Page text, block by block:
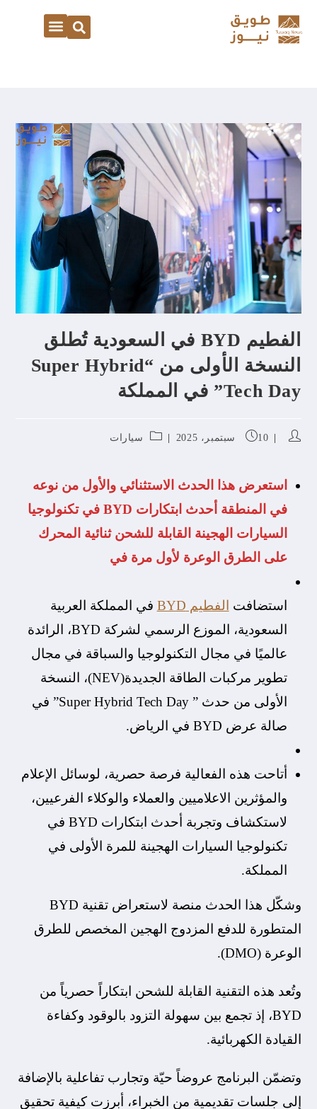
الفطيم BYD في السعودية تُطلق
النسخة الأولى من “Super Hybrid
Tech Day” في المملكة
10 سبتمبر، 2025 سيارات
استعرض هذا الحدث الاستثنائي والأول من نوعه
في المنطقة أحدث ابتكارات BYD في تكنولوجيا
السيارات الهجينة القابلة للشحن ثنائية المحرك
على الطرق الوعرة لأول مرة في
استضافت الفطيم BYD
في المملكة العربية
السعودية، الموزع الرسمي لشركة BYD، الرائدة
عالميًا في مجال التكنولوجيا والسباقة في مجال
تطوير مركبات الطاقة الجديدة(NEV)، النسخة
الأولى من حدث ” Super Hybrid Tech Day” في
صالة عرض BYD في الرياض.
أتاحت هذه الفعالية فرصة حصرية، لوسائل الإعلام
والمؤثرين الاعلاميين والعملاء والوكلاء الفرعيين،
لاستكشاف وتجربة أحدث ابتكارات BYD في
تكنولوجيا السيارات الهجينة للمرة الأولى في
المملكة.
وشكّل هذا الحدث منصة لاستعراض تقنية BYD
المتطورة للدفع المزدوج الهجين المخصص للطرق
الوعرة (DMO).
وتُعد هذه التقنية القابلة للشحن ابتكاراً حصرياً من
BYD، إذ تجمع بين سهولة التزود بالوقود وكفاءة
القيادة الكهربائية.
وتضمّن البرنامج عروضاً حيّة وتجارب تفاعلية بالإضافة
إلى جلسات تقديمية من الخبراء، أبرزت كيفية تحقيق